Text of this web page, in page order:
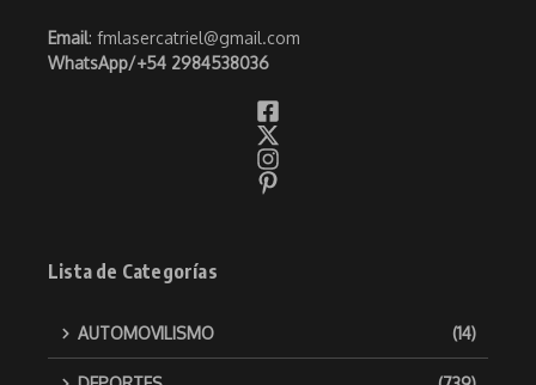
Email: fmlasercatriel@gmail.com
WhatsApp/+54 2984538036
Lista de Categorías
AUTOMOVILISMO (14)